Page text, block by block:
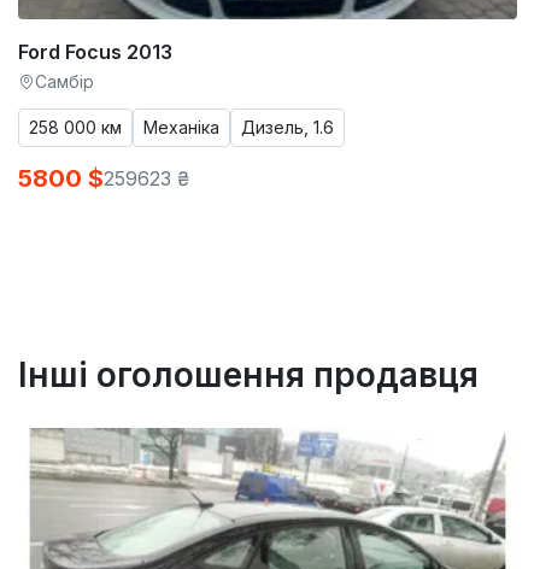
Ford Focus 2013
Самбір
258 000 км Механіка Дизель, 1.6
5800 $259623 ₴
Інші оголошення продавця